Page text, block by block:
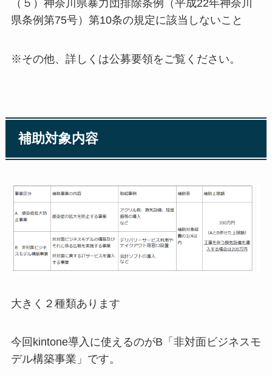
（５）神奈川県暴力団排除条例（平成22年神奈川
県条例第75号）第10条の規定に該当しないこと
※その他、詳しくは公募要領をご覧ください。
補助対象内容
大きく２種類あります
今回kintone導入に使えるのがB「非対面ビジネスモ
デル構築事業」です。